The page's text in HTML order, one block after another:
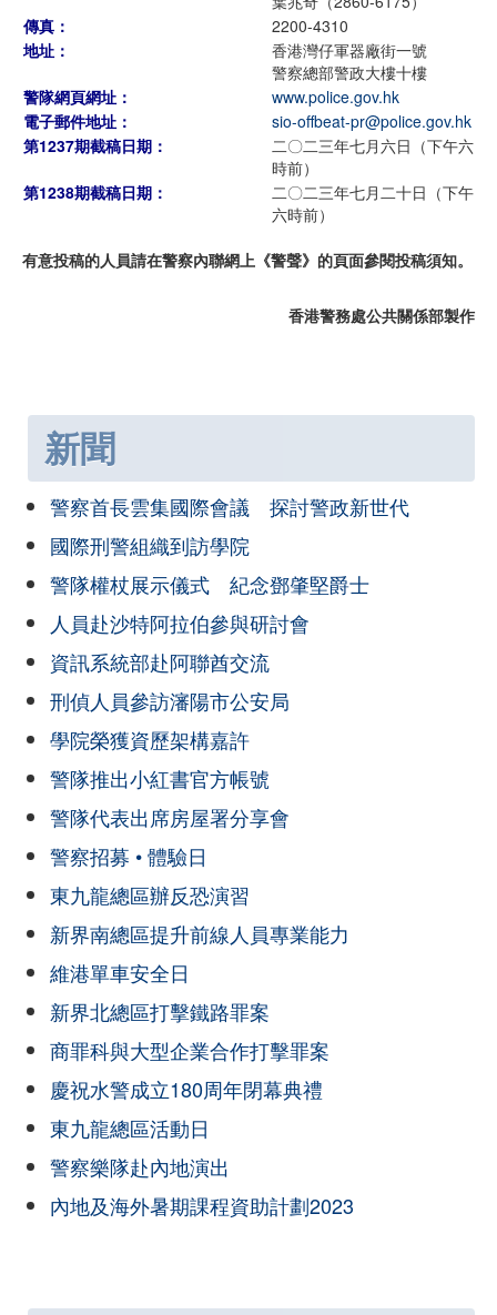
傳真：
2200-4310
地址：
香港灣仔軍器廠街一號
警察總部警政大樓十樓
警隊網頁網址：
www.police.gov.hk
電子郵件地址：
sio-offbeat-pr@police.gov.hk
第1237期截稿日期：
二〇二三年七月六日（下午六
時前）
第1238期截稿日期：
二〇二三年七月二十日（下午
六時前）
有意投稿的人員請在警察內聯網上《警聲》的頁面參閱投稿須知。
香港警務處公共關係部製作
新聞
警察首長雲集國際會議 探討警政新世代
國際刑警組織到訪學院
警隊權杖展示儀式 紀念鄧肇堅爵士
人員赴沙特阿拉伯參與研討會
資訊系統部赴阿聯酋交流
刑偵人員參訪瀋陽市公安局
學院榮獲資歷架構嘉許
警隊推出小紅書官方帳號
警隊代表出席房屋署分享會
警察招募 • 體驗日
東九龍總區辦反恐演習
新界南總區提升前線人員專業能力
維港單車安全日
新界北總區打擊鐵路罪案
商罪科與大型企業合作打擊罪案
慶祝水警成立180周年閉幕典禮
東九龍總區活動日
警察樂隊赴內地演出
內地及海外暑期課程資助計劃2023